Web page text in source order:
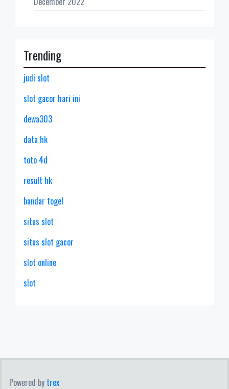
Trending
judi slot
slot gacor hari ini
dewa303
data hk
toto 4d
result hk
bandar togel
situs slot
situs slot gacor
slot online
slot
Powered by trex